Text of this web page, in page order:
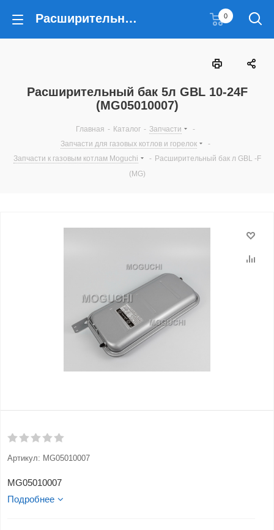
Расширительный бак 5л GBL 10-24F (MG05010007) 0
Расширительный бак 5л GBL 10-24F
(MG05010007)
Главная - Каталог - Запчасти
-
Запчасти для газовых котлов и горелок
-
Запчасти к газовым котлам Moguchi
- Расширительный бак л GBL -F
(MG)
Артикул: MG05010007
MG05010007
Подробнее